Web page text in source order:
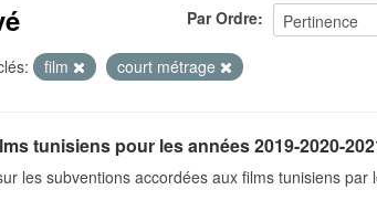
Par Ordre
film court métrage
tunisiens pour les années 2019-2020-
les subventions accordées aux films tunisiens par